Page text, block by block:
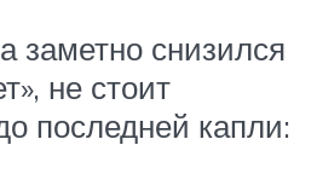
заметно снизился
не стоит
последней капли: